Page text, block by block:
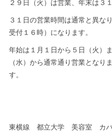
２９日（火）は営業、年末は３
３１日の営業時間は通常と異な
受付１６時）になります。
年始は１月１日から５日（火）
（水）から通常通り営業となり
す。
東横線 都立大学 美容室 カ